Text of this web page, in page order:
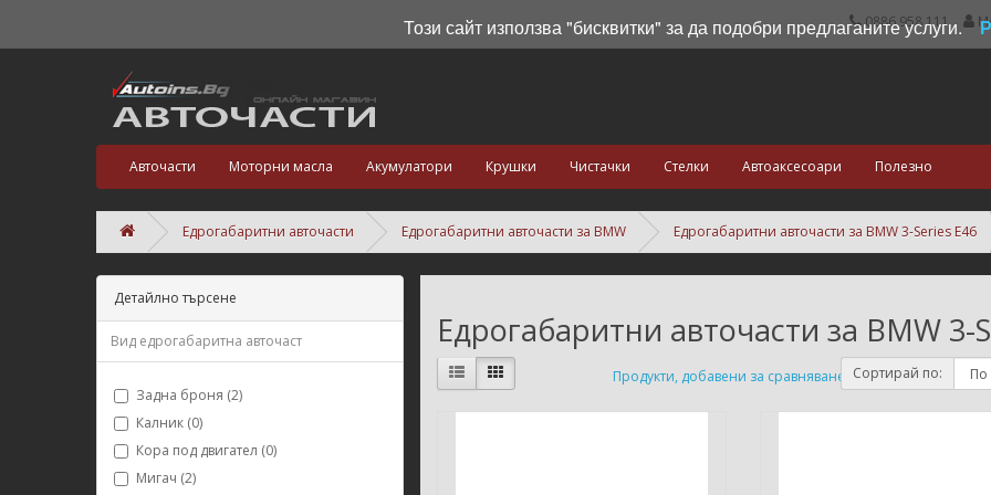
0886 958 111
Авточасти Моторни масла Акумулатори Крушки Чистачки Стелки Автоаксесоари Полезно
Едрогабаритни авточасти Едрогабаритни авточасти за BMW Едрогабаритни авточасти за BMW 3-Series E46
Детайлно търсене
Вид едрогабаритнa авточаст
Задна броня (2)
Калник (0)
Кора под двигател (0)
Мигач (2)
Едрогабаритни авточасти за BMW 3-
Продукти, добавени за сравняване: (0)Сортирай по:
Този сайт използва "бисквитки" за да подобри предлаганите услуги.